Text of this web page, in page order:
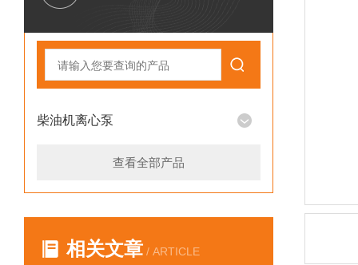
柴油机离心泵
查看全部产品
相关文章 / ARTICLE